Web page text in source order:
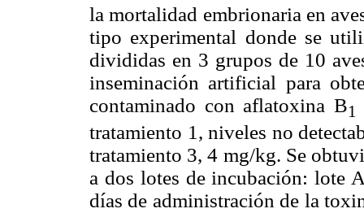
la mortalidad embrionaria en
tipo experimental donde se
divididas en 3 grupos de 10
inseminación artificial para
contaminado con aflatoxina B1
tratamiento 1, niveles no
tratamiento 3, 4 mg/kg. Se
a dos lotes de incubación: lote
días de administración de la